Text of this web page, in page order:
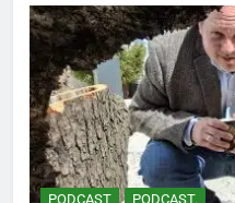
PODCAST PODCAST.